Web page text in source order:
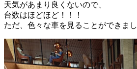
天気があまり良くないので、
台数はほどほど！！！
ただ、色々な車を見ることができま